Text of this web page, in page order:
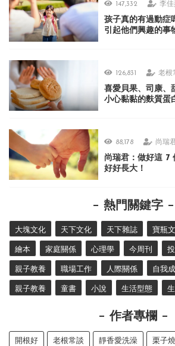
147,332 李佳
孩子真的有過動症
引起他們興趣的事
126,831 老根
喜愛貝果、司康、
小心黏黏的麩質蛋
88,178 尚瑞
尚瑞君：做好這 7
好好長大！
熱門關鍵字
大塊文化 天下文化 天下雜誌 寶瓶
繪本 家庭關係 心理學 今周刊
親子教養 職場工作 人際關係 自我
親子教養 童書 小說 生活型態
作者專欄
開根好 老根常談 靜香愛洗澡 栗子